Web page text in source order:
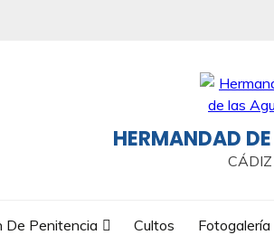
HERMANDAD
CÁDIZ
De Penitencia Cultos